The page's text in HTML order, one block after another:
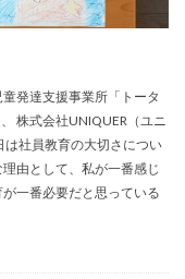
発達支援事業所「トータ
株式会社UNIQUER（ユニ
は社員教育の大切さについ
由として、私が一番感じ
一番必要だと思っている